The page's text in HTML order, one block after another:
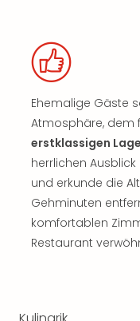
Ehemalige Gäste
Atmosphäre, dem
erstklassigen Lage
herrlichen
und erkunde die
Gehminuten
komfortablen
Restaurant